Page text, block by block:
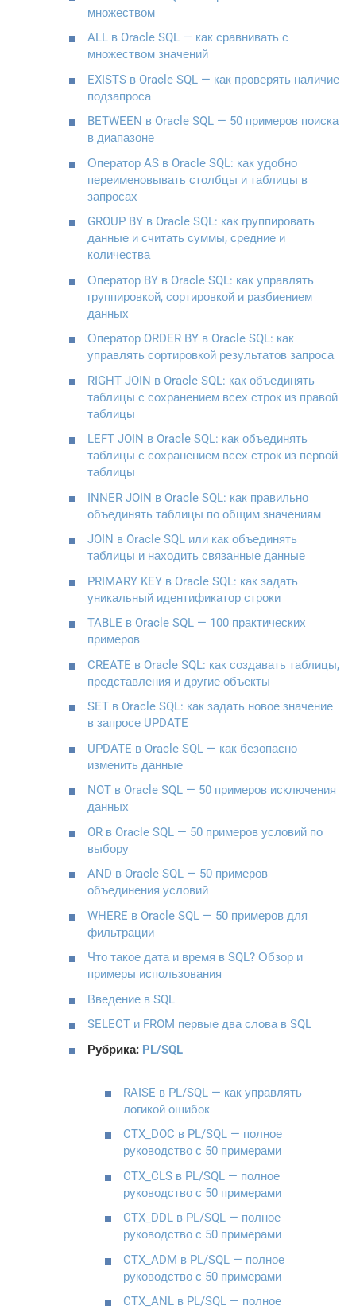
множеством
ALL в Oracle SQL — как сравнивать с
множеством значений
EXISTS в Oracle SQL — как проверять наличие
подзапроса
BETWEEN в Oracle SQL — 50 примеров поиска
в диапазоне
Оператор AS в Oracle SQL: как удобно
переименовывать столбцы и таблицы в
запросах
GROUP BY в Oracle SQL: как группировать
данные и считать суммы, средние и
количества
Оператор BY в Oracle SQL: как управлять
группировкой, сортировкой и разбиением
данных
Оператор ORDER BY в Oracle SQL: как
управлять сортировкой результатов запроса
RIGHT JOIN в Oracle SQL: как объединять
таблицы с сохранением всех строк из правой
таблицы
LEFT JOIN в Oracle SQL: как объединять
таблицы с сохранением всех строк из первой
таблицы
INNER JOIN в Oracle SQL: как правильно
объединять таблицы по общим значениям
JOIN в Oracle SQL или как объединять
таблицы и находить связанные данные
PRIMARY KEY в Oracle SQL: как задать
уникальный идентификатор строки
TABLE в Oracle SQL — 100 практических
примеров
CREATE в Oracle SQL: как создавать таблицы,
представления и другие объекты
SET в Oracle SQL: как задать новое значение
в запросе UPDATE
UPDATE в Oracle SQL — как безопасно
изменить данные
NOT в Oracle SQL — 50 примеров исключения
данных
OR в Oracle SQL — 50 примеров условий по
выбору
AND в Oracle SQL — 50 примеров
объединения условий
WHERE в Oracle SQL — 50 примеров для
фильтрации
Что такое дата и время в SQL? Обзор и
примеры использования
Введение в SQL
SELECT и FROM первые два слова в SQL
Рубрика: PL/SQL
RAISE в PL/SQL — как управлять
логикой ошибок
CTX_DOC в PL/SQL — полное
руководство с 50 примерами
CTX_CLS в PL/SQL — полное
руководство с 50 примерами
CTX_DDL в PL/SQL — полное
руководство с 50 примерами
CTX_ADM в PL/SQL — полное
руководство с 50 примерами
CTX_ANL в PL/SQL — полное